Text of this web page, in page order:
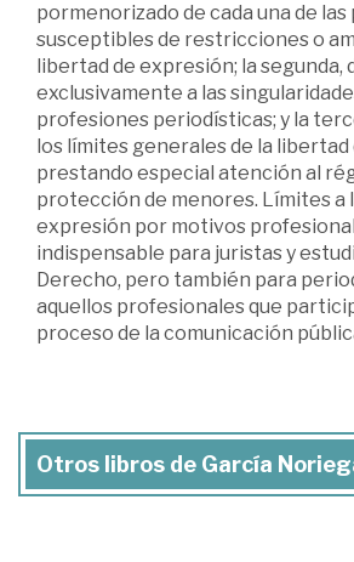
pormenorizado de cada una de
susceptibles de restricciones o
libertad de expresión; la segunda,
exclusivamente a las
profesiones periodísticas; y la
los límites generales de la libertad
prestando especial atención al
protección de menores. Límites a
expresión por motivos
indispensable para juristas y
Derecho, pero también para
aquellos profesionales que
proceso de la comunicación
Otros libros de García